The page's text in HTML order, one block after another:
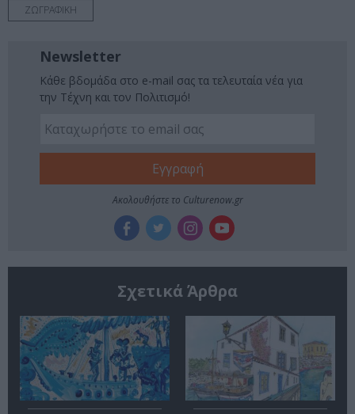
ΖΩΓΡΑΦΙΚΗ
Newsletter
Κάθε βδομάδα στο e-mail σας τα τελευταία νέα για
την Τέχνη και τον Πολιτισμό!
Ακολουθήστε το Culturenow.gr
Σχετικά Άρθρα